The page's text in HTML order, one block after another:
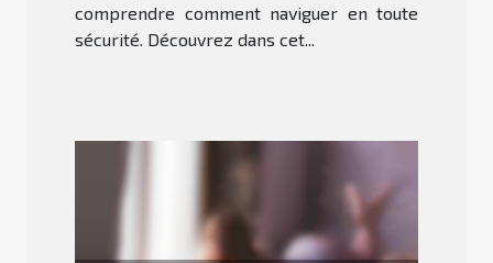
comprendre comment naviguer en toute
sécurité. Découvrez dans cet...